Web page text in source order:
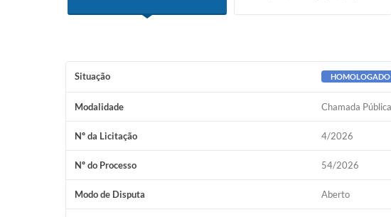
Situação HOMOLOGADO
Modalidade Chamada Pública
Nº da Licitação 4/2026
Nº do Processo 54/2026
Modo de Disputa Aberto